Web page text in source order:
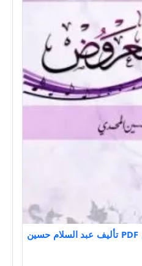
تحميل كتاب مفاتيح العروض PDF تأليف عبد السلام حسين